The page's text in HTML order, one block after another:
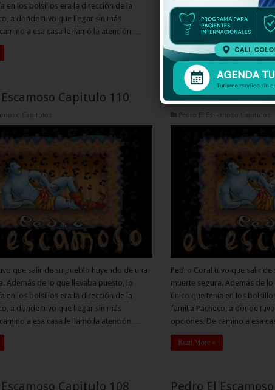
en los bolsillos era la dirección de la
a donde tuvo que llegar sin más
a esa casa le llamó la atención …
único que tenía en los
familia Pacheco, a donde
opciones. De camino a esa
Read More »
Capitulo 110
Capitulos
que salir de su pueblo huyendo de una
Además de lo que llevaba puesto, lo
en los bolsillos era la dirección de la
a donde tuvo que llegar sin más
a esa casa le llamó la atención …
Pedro El
Pedro Coral tuvo que salir
muerte segura. Además de
único que tenía en los
familia Pacheco, a donde
opciones. De camino a esa
Read More »
Capitulo 108 Pedro El